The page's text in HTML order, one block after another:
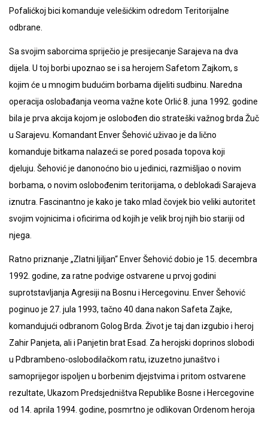
Pofalićkoj bici komanduje velešićkim odredom Teritorijalne
odbrane.
Sa svojim saborcima spriječio je presijecanje Sarajeva na dva
dijela. U toj borbi upoznao se i sa herojem Safetom Zajkom, s
kojim će u mnogim budućim borbama dijeliti sudbinu. Naredna
operacija oslobađanja veoma važne kote Orlić 8. juna 1992. godine
bila je prva akcija kojom je oslobođen dio strateški važnog brda Žuč
u Sarajevu. Komandant Enver Šehović uživao je da lično
komanduje bitkama nalazeći se pored posada topova koji
djeluju. Šehović je danonoćno bio u jedinici, razmišljao o novim
borbama, o novim oslobođenim teritorijama, o deblokadi Sarajeva
iznutra. Fascinantno je kako je tako mlad čovjek bio veliki autoritet
svojim vojnicima i oficirima od kojih je velik broj njih bio stariji od
njega.
Ratno priznanje „Zlatni ljiljan“ Enver Šehović dobio je 15. decembra
1992. godine, za ratne podvige ostvarene u prvoj godini
suprotstavljanja Agresiji na Bosnu i Hercegovinu. Enver Šehović
poginuo je 27. jula 1993, tačno 40 dana nakon Safeta Zajke,
komandujući odbranom Golog Brda. Život je taj dan izgubio i heroj
Zahir Panjeta, ali i Panjetin brat Esad. Za herojski doprinos slobodi
u Pdbrambeno-oslobodilačkom ratu, izuzetno junaštvo i
samoprijegor ispoljen u borbenim djejstvima i pritom ostvarene
rezultate, Ukazom Predsjedništva Republike Bosne i Hercegovine
od 14. aprila 1994. godine, posmrtno je odlikovan Ordenom heroja